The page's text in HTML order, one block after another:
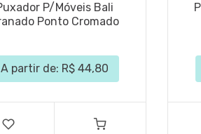
P/Móveis Bali
Ponto Cromado
A partir de: R$ 44,80